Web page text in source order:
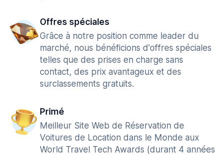
Offres spéciales
Grâce à notre position comme leader du
marché, nous bénéficions d'offres spéciales
telles que des prises en charge sans
contact, des prix avantageux et des
surclassements gratuits.
Primé
Meilleur Site Web de Réservation de
Voitures de Location dans le Monde aux
World Travel Tech Awards (durant 4 années